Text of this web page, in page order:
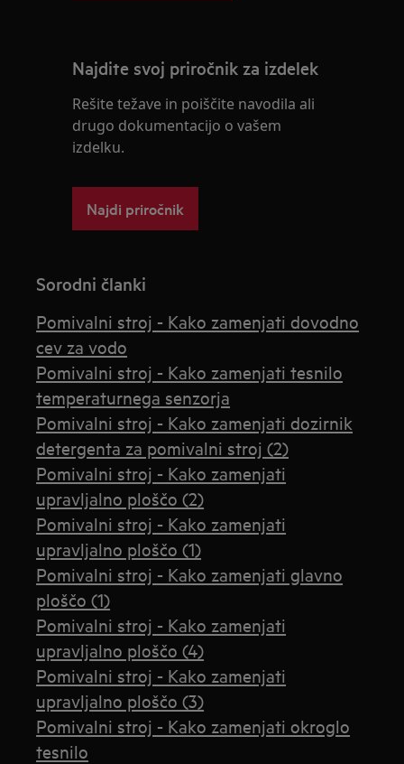
Najdite svoj priročnik za izdelek
Rešite težave in poiščite navodila ali
drugo dokumentacijo o vašem
izdelku.
Najdi priročnik
Sorodni članki
Pomivalni stroj - Kako zamenjati dovodno
cev za vodo
Pomivalni stroj - Kako zamenjati tesnilo
temperaturnega senzorja
Pomivalni stroj - Kako zamenjati dozirnik
detergenta za pomivalni stroj (2)
Pomivalni stroj - Kako zamenjati
upravljalno ploščo (2)
Pomivalni stroj - Kako zamenjati
upravljalno ploščo (1)
Pomivalni stroj - Kako zamenjati glavno
ploščo (1)
Pomivalni stroj - Kako zamenjati
upravljalno ploščo (4)
Pomivalni stroj - Kako zamenjati
upravljalno ploščo (3)
Pomivalni stroj - Kako zamenjati okroglo
tesnilo